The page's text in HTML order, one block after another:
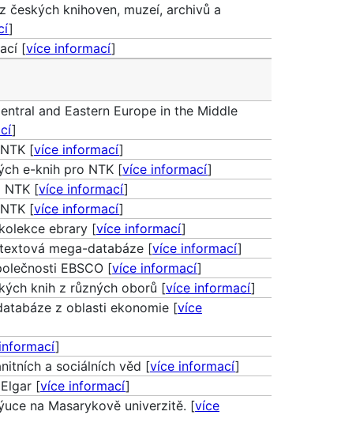
knihoven, muzeí, archivů a
]
[více informací]
and Eastern Europe in the Middle
]
[více informací]
e-knih pro NTK [více informací]
NTK [více informací]
[více informací]
ebrary [více informací]
mega-databáze [více informací]
EBSCO [více informací]
knih z různých oborů [více informací]
z oblasti ekonomie [více
]
a sociálních věd [více informací]
[více informací]
na Masarykově univerzitě. [více